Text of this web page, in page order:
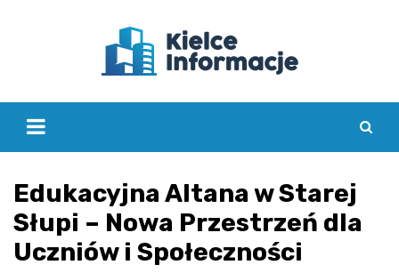
Edukacyjna Altana w Starej
Słupi – Nowa Przestrzeń dla
Uczniów i Społeczności